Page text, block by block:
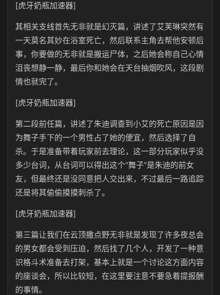
[虎牙奶瓶加速器]
其相关支线首先无非就是幻灭篇，讲述了艾芙琳突然有
一天莫名其妙在浴室死亡，然后联系主角去帮他安顿后
事，你要做的无非就是搬运尸体，之后她会称自己心情
沮丧想静一静，最后你和她会在天台抽烟吹风，这段剧
情也就完了。
[虎牙奶瓶加速器]
第二段前任篇，讲述了朱迪调查到小艾的死亡原因是因
为舞子手下的一个男性占了她的便宜，然后选择了自
杀。于是准备带着玩家前去理论，这一部分玩家似乎没
多少台词，从台词可以得出这个“舞子”是朱迪的前女
友，但最终还是没同意把人交出来，不过最后一路追踪
还是将其偷偷摸摸刺杀了。
[虎牙奶瓶加速器]
第三篇让我们在云顶撒点野无非就是发现了许多夜总会
的男女都会受到压迫，然后找了几个人，开发了一种意
识格斗术准备去打架，基本上就是一个讨论这方面内容
的座谈会，所以比较短，在这里要注意不要急着提报酬
的事情。